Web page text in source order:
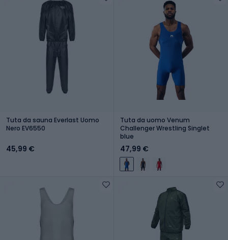
Tuta da sauna Everlast Uomo
Nero EV6550
45,99 €
Tuta da uomo Venum
Challenger Wrestling Singlet
blue
47,99 €